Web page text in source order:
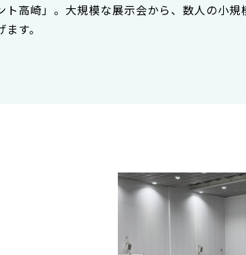
ト高崎」。大規模な展示会から、数人の小
す。